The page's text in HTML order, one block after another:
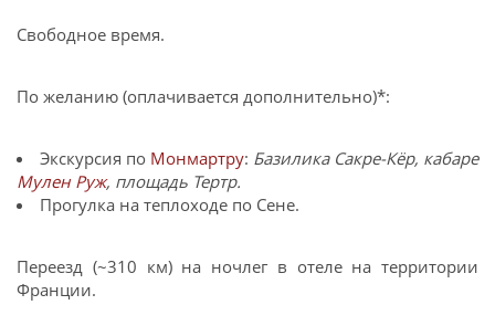
Свободное время.
По желанию (оплачивается дополнительно)*:
Экскурсия по Монмартру: Базилика Сакре-Кёр, кабаре
Мулен Руж, площадь Тертр.
Прогулка на теплоходе по Сене.
Переезд (~310 км) на ночлег в отеле на территории
Франции.